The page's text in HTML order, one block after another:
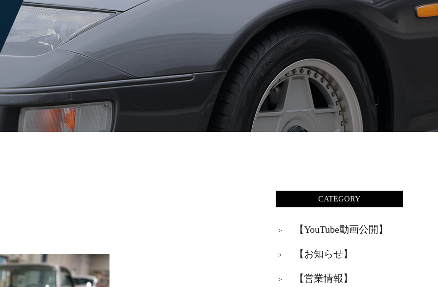
CATEGORY
> 【YouTube動画公開】
> 【お知らせ】
> 【営業情報】